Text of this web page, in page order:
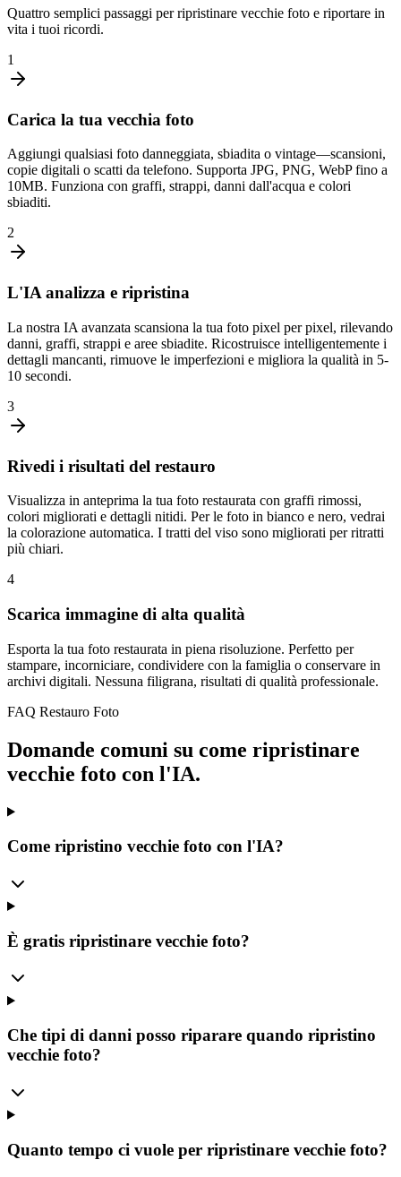
Quattro semplici passaggi per ripristinare vecchie foto e riportare in
vita i tuoi ricordi.
1
Carica la tua vecchia foto
Aggiungi qualsiasi foto danneggiata, sbiadita o vintage—scansioni,
copie digitali o scatti da telefono. Supporta JPG, PNG, WebP fino a
10MB. Funziona con graffi, strappi, danni dall'acqua e colori
sbiaditi.
2
L'IA analizza e ripristina
La nostra IA avanzata scansiona la tua foto pixel per pixel, rilevando
danni, graffi, strappi e aree sbiadite. Ricostruisce intelligentemente i
dettagli mancanti, rimuove le imperfezioni e migliora la qualità in 5-
10 secondi.
3
Rivedi i risultati del restauro
Visualizza in anteprima la tua foto restaurata con graffi rimossi,
colori migliorati e dettagli nitidi. Per le foto in bianco e nero, vedrai
la colorazione automatica. I tratti del viso sono migliorati per ritratti
più chiari.
4
Scarica immagine di alta qualità
Esporta la tua foto restaurata in piena risoluzione. Perfetto per
stampare, incorniciare, condividere con la famiglia o conservare in
archivi digitali. Nessuna filigrana, risultati di qualità professionale.
FAQ Restauro Foto
Domande comuni su come ripristinare
vecchie foto con l'IA.
Come ripristino vecchie foto con l'IA?
È gratis ripristinare vecchie foto?
Che tipi di danni posso riparare quando ripristino
vecchie foto?
Quanto tempo ci vuole per ripristinare vecchie foto?